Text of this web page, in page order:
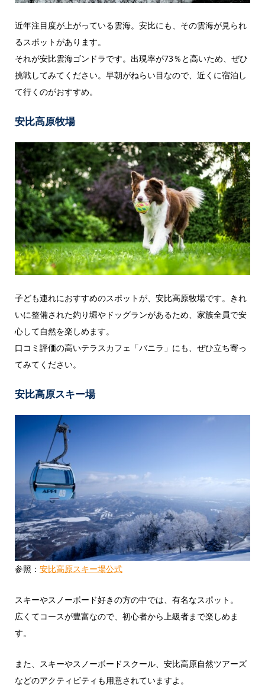
近年注目度が上がっている雲海。安比にも、その雲海が見られ
るスポットがあります。
それが安比雲海ゴンドラです。出現率が73％と高いため、ぜひ
挑戦してみてください。早朝がねらい目なので、近くに宿泊し
て行くのがおすすめ。
安比高原牧場
子ども連れにおすすめのスポットが、安比高原牧場です。きれ
いに整備された釣り堀やドッグランがあるため、家族全員で安
心して自然を楽しめます。
口コミ評価の高いテラスカフェ「バニラ」にも、ぜひ立ち寄っ
てみてください。
安比高原スキー場
参照： 安比高原スキー場公式
スキーやスノーボード好きの方の中では、有名なスポット。
広くてコースが豊富なので、初心者から上級者まで楽しめま
す。
また、スキーやスノーボードスクール、安比高原自然ツアーズ
などのアクティビティも用意されていますよ。